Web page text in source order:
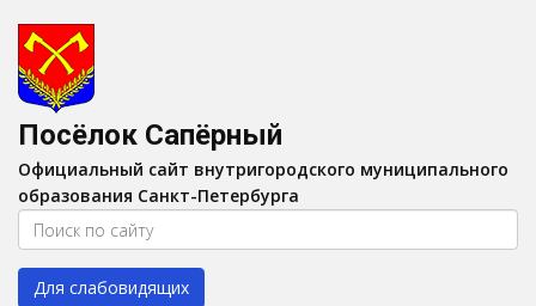
Изображения:
Цвет:A A
Посёлок Сапёрный
Официальный сайт внутригородского муниципального
образования Санкт-Петербурга
Для слабовидящих